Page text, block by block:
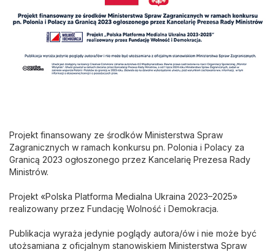
Projekt finansowany ze środków Ministerstwa Spraw
Zagranicznych w ramach konkursu pn. Polonia i Polacy za
Granicą 2023 ogłoszonego przez Kancelarię Prezesa Rady
Ministrów.
Projekt «Polska Platforma Medialna Ukraina 2023–2025»
realizowany przez Fundację Wolność i Demokracja.
Publikacja wyraża jedynie poglądy autora/ów i nie może być
utożsamiana z oficjalnym stanowiskiem Ministerstwa Spraw